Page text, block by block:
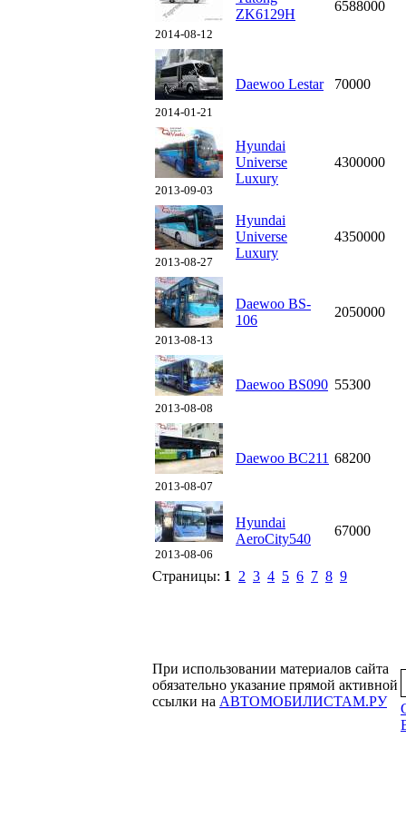
2014-08-12
ZK6129H
6588000
2014-01-21
Daewoo Lestar 70000
2013-09-03
Hyundai
Universe
Luxury
4300000
2013-08-27
Hyundai
Universe
Luxury
4350000
2013-08-13
Daewoo BS-
106
2050000
2013-08-08
Daewoo BS090 55300
2013-08-07
Daewoo BC211 68200
2013-08-06
Hyundai
AeroCity540
67000
Страницы: 1 2 3 4 5 6 7 8 9
При использовании материалов сайта
обязательно указание прямой активной
ссылки на АВТОМОБИЛИСТАМ.РУ